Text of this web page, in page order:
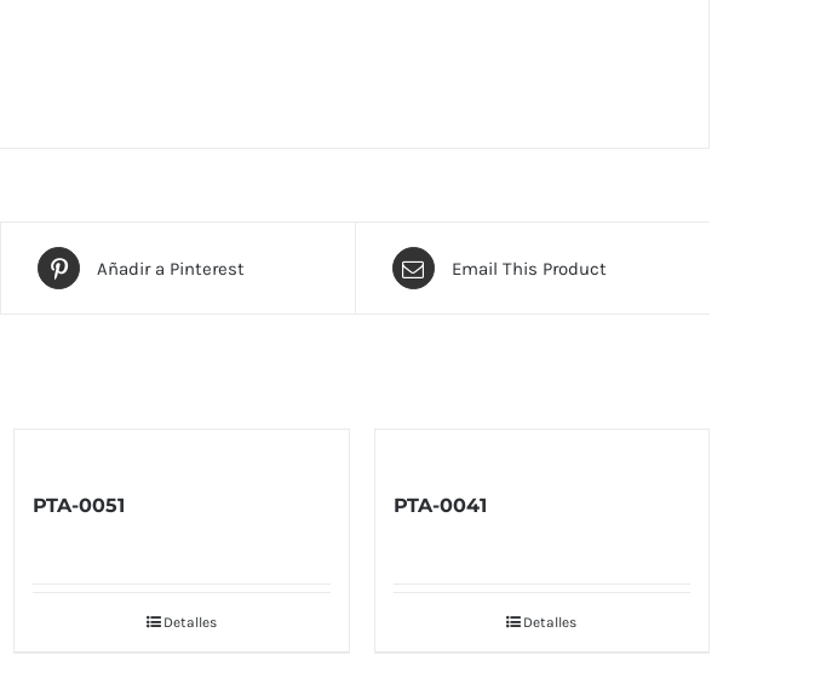
Añadir a Pinterest Email This Product
PTA-0051
Detalles
PTA-0041
Detalles